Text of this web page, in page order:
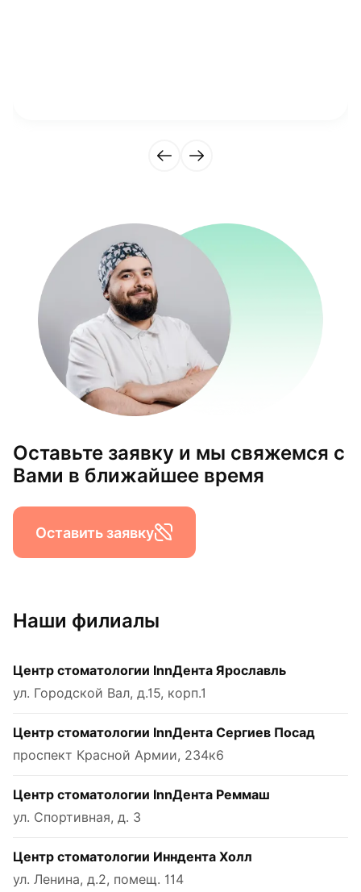
Оставьте заявку и мы свяжемся с
Вами в ближайшее время
Оставить заявку
Наши филиалы
Центр стоматологии InnДента Ярославль
ул. Городской Вал, д.15, корп.1
Центр стоматологии InnДента Сергиев Посад
проспект Красной Армии, 234к6
Центр стоматологии InnДента Реммаш
ул. Спортивная, д. 3
Центр стоматологии Инндента Холл
ул. Ленина, д.2, помещ. 114